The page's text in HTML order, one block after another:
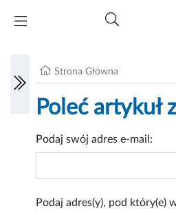
Strona Główna
Poleć artykuł
Podaj swój adres e-mail:
Podaj adres(y), pod który(e)